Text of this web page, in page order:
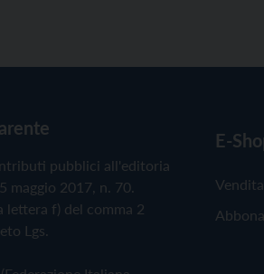
pubblici all'editoria
maggio 2017, n. 70.
lettera f) del comma 2
Lgs.
E-